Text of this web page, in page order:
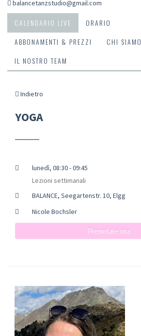
balancetanzstudio@gmail.com
CALENDARIO LIVE
ORARIO
ABBONAMENTI & PREZZI
CHI SIAMO
IL NOSTRO TEAM
Indietro
YOGA
lunedì, 08:30 - 09:45
Lezioni settimanali
BALANCE, Seegartenstr. 10, Elgg
Nicole Bochsler
Prenotare ora